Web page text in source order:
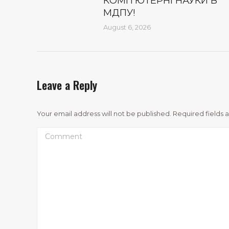
МДПУ!
August 6, 2026
Leave a Reply
Your email address will not be published. Required fields
Comment